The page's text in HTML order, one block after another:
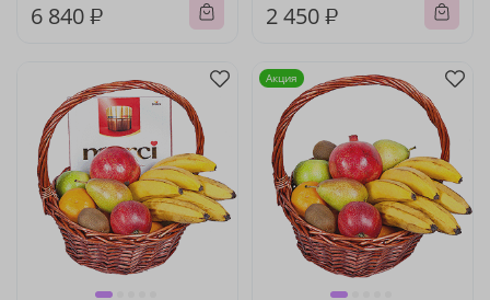
6 840 ₽ 2 450 ₽
Акция